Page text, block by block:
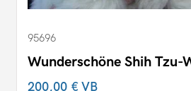
95696
Wunderschöne Shih Tzu-
200,00 €VB